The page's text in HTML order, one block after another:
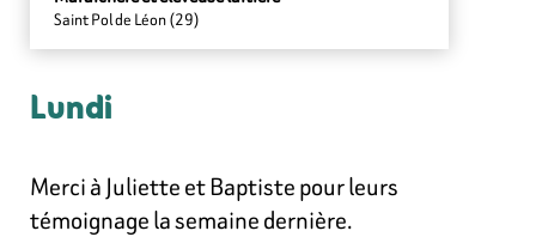
Saint Pol de Léon (29)
Lundi
Merci à Juliette et Baptiste pour leurs
témoignage la semaine dernière.